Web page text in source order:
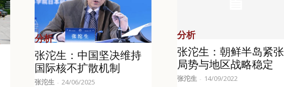
分析
张沱生：中国坚决维持
国际核不扩散机制
张沱生 - 24/06/2025
分析
张沱生：朝鲜半岛紧张
局势与地区战略稳定
张沱生 - 14/09/2022